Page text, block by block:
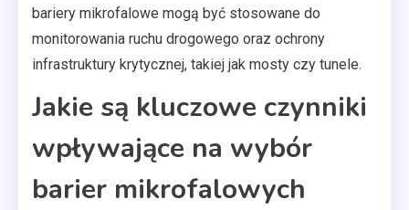
bariery mikrofalowe mogą być stosowane do
monitorowania ruchu drogowego oraz ochrony
infrastruktury krytycznej, takiej jak mosty czy tunele.
Jakie są kluczowe czynniki
wpływające na wybór
barier mikrofalowych